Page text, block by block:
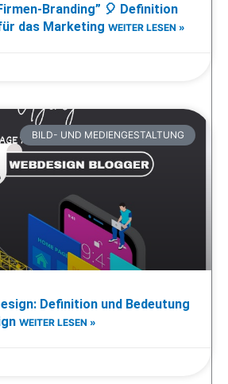
Branding” 🎈 Definition
das Marketing WEITER LESEN »
BILD- UND MEDIENGESTALTUNG
Definition und Bedeutung
WEITER LESEN »